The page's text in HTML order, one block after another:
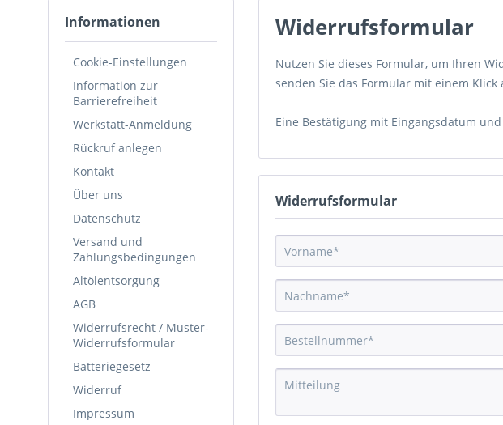
Informationen
Cookie-Einstellungen
Information zur
Barrierefreiheit
Werkstatt-Anmeldung
Rückruf anlegen
Kontakt
Über uns
Datenschutz
Versand und
Zahlungsbedingungen
Altölentsorgung
AGB
Widerrufsrecht / Muster-
Widerrufsformular
Batteriegesetz
Widerruf
Impressum
Widerrufsformular
Nutzen Sie dieses Formular, um Ihren
senden Sie das Formular mit einem
Eine Bestätigung mit Eingangsdatum
Widerrufsformular